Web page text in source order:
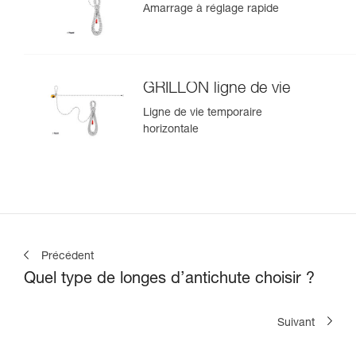
Amarrage à réglage rapide
GRILLON ligne de vie
Ligne de vie temporaire
horizontale
Précédent
Quel type de longes d’antichute choisir ?
Suivant